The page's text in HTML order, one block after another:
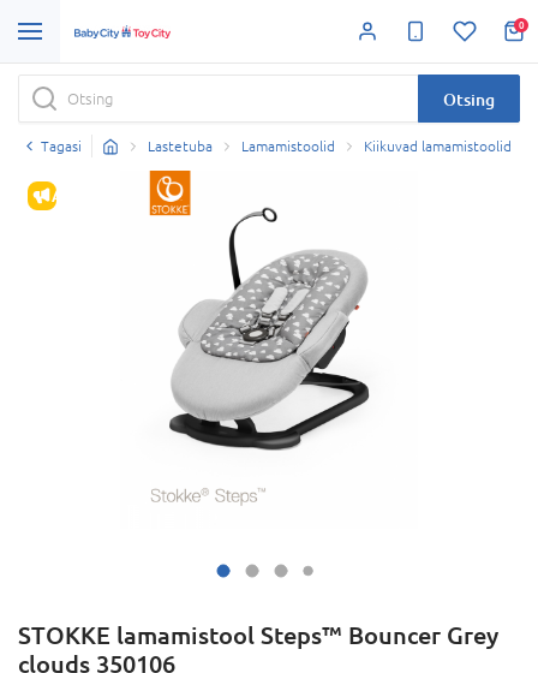
0
Otsing
Tagasi Lastetuba Lamamistoolid Kiikuvad lamamistoolid
ALLAHINDLUS
STOKKE lamamistool Steps™ Bouncer Grey
clouds 350106